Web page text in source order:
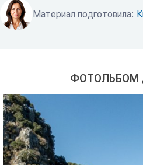
Материал подготовила:
ФОТОЛЬБОМ